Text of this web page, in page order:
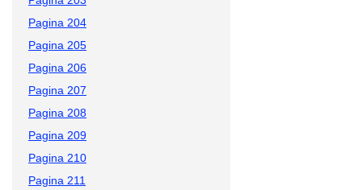
Pagina 204
Pagina 205
Pagina 206
Pagina 207
Pagina 208
Pagina 209
Pagina 210
Pagina 211